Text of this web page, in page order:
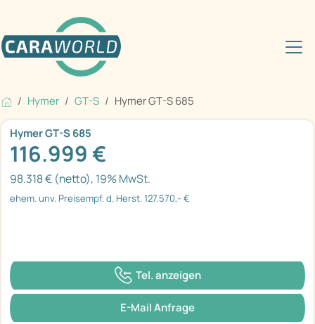
Hymer GT-S Hymer GT-S 685
Hymer GT-S 685
116.999 €
98.318 € (netto), 19% MwSt.
ehem. unv. Preisempf. d. Herst. 127.570,- €
Tel. anzeigen
E-Mail Anfrage